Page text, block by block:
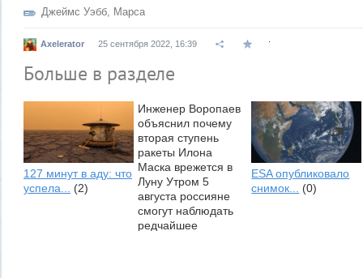
Джеймс Уэбб, Марса
Axelerator 25 сентября 2022, 16:39
Больше в разделе
127 минут в аду: что
успела... (2)
Инженер Воропаев
объяснил почему
вторая ступень
ракеты Илона
Маска врежется в
Луну Утром 5
августа россияне
смогут наблюдать
редчайшее
ESA опубликовало
снимок... (0)